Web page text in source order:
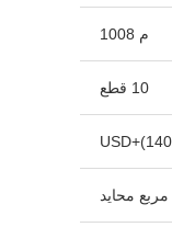
م 1008
10 قطع
مربع محايد